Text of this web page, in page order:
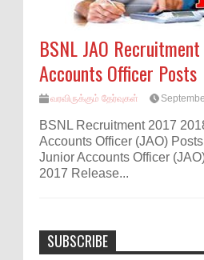
BSNL JAO
Accounts Officer Posts
வரவிருக்கும் தேர்வுகள்
BSNL Recruitment 2017
Accounts Officer (JAO)
Junior Accounts Officer
2017 Release...
SUBSCRIBE